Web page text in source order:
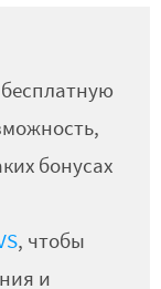
бонусах
, чтобы
и